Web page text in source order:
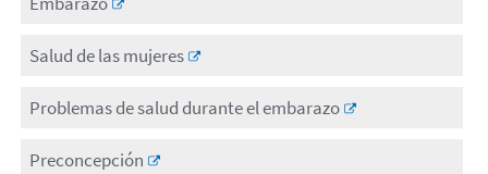
Salud de las mujeres
Problemas de salud durante el embarazo
Preconcepción